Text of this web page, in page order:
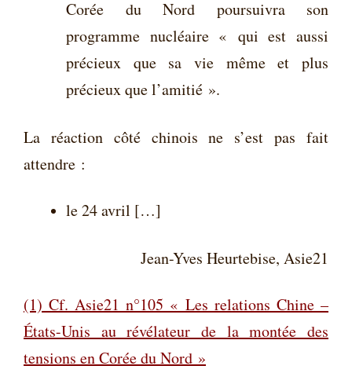
Corée du Nord poursuivra son
programme nucléaire « qui est aussi
précieux que sa vie même et plus
précieux que l’amitié ».
La réaction côté chinois ne s’est pas fait
attendre :
le 24 avril […]
Jean-Yves Heurtebise, Asie21
(1) Cf. Asie21 n°105 « Les relations Chine –
États-Unis au révélateur de la montée des
tensions en Corée du Nord »